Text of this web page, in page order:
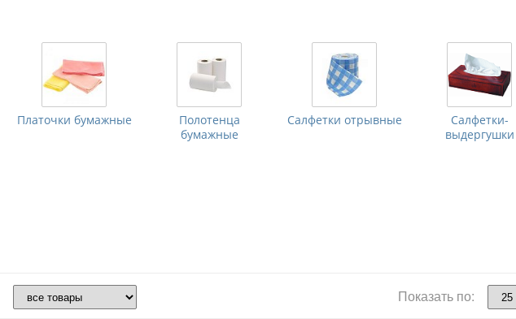
Платочки бумажные
Полотенца
бумажные
Салфетки отрывные
Салфетки-
выдергушки
Показать по: